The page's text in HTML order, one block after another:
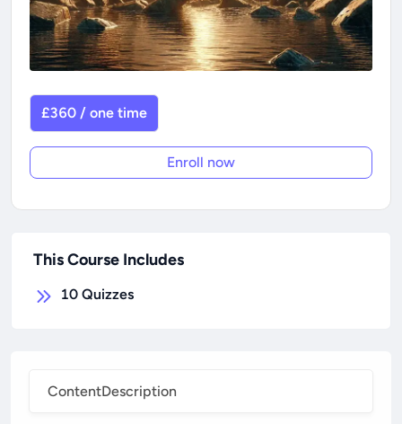
ContentDescription
£360 / one time
Enroll now
This Course Includes
10 Quizzes